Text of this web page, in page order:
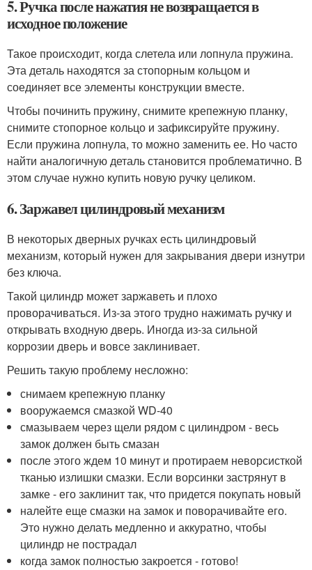
5. Ручка после нажатия не возвращается в
исходное положение
Такое происходит, когда слетела или лопнула пружина.
Эта деталь находятся за стопорным кольцом и
соединяет все элементы конструкции вместе.
Чтобы починить пружину, снимите крепежную планку,
снимите стопорное кольцо и зафиксируйте пружину.
Если пружина лопнула, то можно заменить ее. Но часто
найти аналогичную деталь становится проблематично. В
этом случае нужно купить новую ручку целиком.
6. Заржавел цилиндровый механизм
В некоторых дверных ручках есть цилиндровый
механизм, который нужен для закрывания двери изнутри
без ключа.
Такой цилиндр может заржаветь и плохо
проворачиваться. Из-за этого трудно нажимать ручку и
открывать входную дверь. Иногда из-за сильной
коррозии дверь и вовсе заклинивает.
Решить такую проблему несложно:
снимаем крепежную планку
вооружаемся смазкой WD-40
смазываем через щели рядом с цилиндром - весь
замок должен быть смазан
после этого ждем 10 минут и протираем неворсисткой
тканью излишки смазки. Если ворсинки застрянут в
замке - его заклинит так, что придется покупать новый
налейте еще смазки на замок и поворачивайте его.
Это нужно делать медленно и аккуратно, чтобы
цилиндр не пострадал
когда замок полностью закроется - готово!